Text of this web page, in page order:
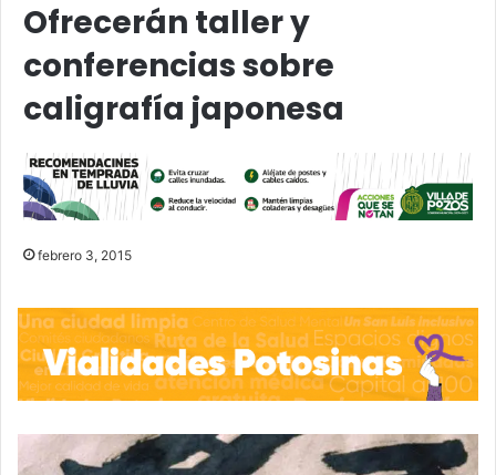
Ofrecerán taller y
conferencias sobre
caligrafía japonesa
febrero 3, 2015